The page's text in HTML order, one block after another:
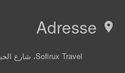
location_on
Sofirux Travel، شارع الحبيب بورقيبة ،دار شعبان الفهري ، نابل.